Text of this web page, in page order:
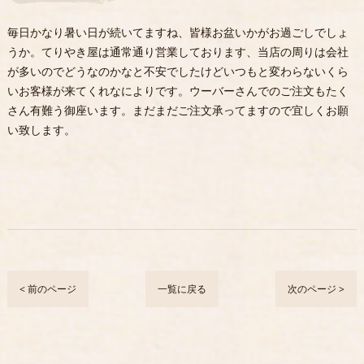
毎日かなり暑い日が続いてますね、皆様お盆いかがお過ごしでしょ
うか。てりやき屋は通常通り営業しております、当店の周りは会社
が多いのでどうなのかなと不安でしたけどいつもと変わらないくら
いお客様が来てくれなによりです。ウーバーさんでのご注文もたく
さん有難う御座います。まだまだご注文承ってますので宜しくお願
い致します。
< 前のページ 一覧に戻る 次のページ >